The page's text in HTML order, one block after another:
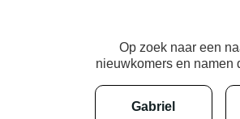
Op zoek naar een
nieuwkomers en namen
gabriel